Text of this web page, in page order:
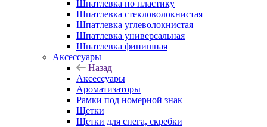
Шпатлевка по пластику
Шпатлевка стекловолокнистая
Шпатлевка углеволокнистая
Шпатлевка универсальная
Шпатлевка финишная
Аксессуары
Назад
Аксессуары
Ароматизаторы
Рамки под номерной знак
Щетки
Щетки для снега, скребки